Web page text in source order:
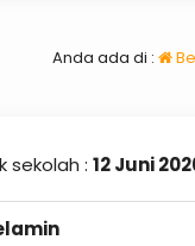
Anda ada di :
sekolah : 12 Juni